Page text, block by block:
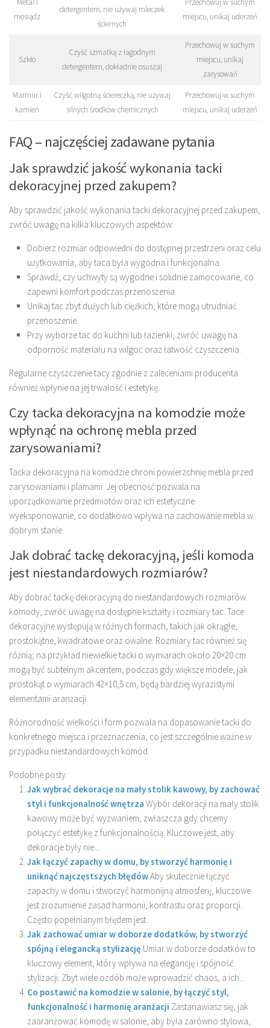
mosiądz
detergentem, nie używaj mleczek
ściernych
miejscu, unikaj uderzeń
Szkło
Czyść szmatką z łagodnym
detergentem, dokładnie osuszaj
Przechowuj w suchym
miejscu, unikaj
zarysowań
Marmur i
kamień
Czyść wilgotną ściereczką, nie używaj
silnych środków chemicznych
Przechowuj w suchym
miejscu, unikaj uderzeń
FAQ – najczęściej zadawane pytania
Jak sprawdzić jakość wykonania tacki
dekoracyjnej przed zakupem?
Aby sprawdzić jakość wykonania tacki dekoracyjnej przed zakupem,
zwróć uwagę na kilka kluczowych aspektów:
Dobierz rozmiar odpowiedni do dostępnej przestrzeni oraz celu
użytkowania, aby taca była wygodna i funkcjonalna.
Sprawdź, czy uchwyty są wygodne i solidnie zamocowane, co
zapewni komfort podczas przenoszenia.
Unikaj tac zbyt dużych lub ciężkich, które mogą utrudniać
przenoszenie.
Przy wyborze tac do kuchni lub łazienki, zwróć uwagę na
odporność materiału na wilgoć oraz łatwość czyszczenia.
Regularne czyszczenie tacy zgodnie z zaleceniami producenta
również wpłynie na jej trwałość i estetykę.
Czy tacka dekoracyjna na komodzie może
wpłynąć na ochronę mebla przed
zarysowaniami?
Tacka dekoracyjna na komodzie chroni powierzchnię mebla przed
zarysowaniami i plamami. Jej obecność pozwala na
uporządkowanie przedmiotów oraz ich estetyczne
wyeksponowanie, co dodatkowo wpływa na zachowanie mebla w
dobrym stanie.
Jak dobrać tackę dekoracyjną, jeśli komoda
jest niestandardowych rozmiarów?
Aby dobrać tackę dekoracyjną do niestandardowych rozmiarów
komody, zwróć uwagę na dostępne kształty i rozmiary tac. Tace
dekoracyjne występują w różnych formach, takich jak okrągłe,
prostokątne, kwadratowe oraz owalne. Rozmiary tac również się
różnią; na przykład niewielkie tacki o wymiarach około 20×20 cm
mogą być subtelnym akcentem, podczas gdy większe modele, jak
prostokąt o wymiarach 42×10,5 cm, będą bardziej wyrazistymi
elementami aranżacji.
Różnorodność wielkości i form pozwala na dopasowanie tacki do
konkretnego miejsca i przeznaczenia, co jest szczególnie ważne w
przypadku niestandardowych komód.
Podobne posty:
Jak wybrać dekoracje na mały stolik kawowy, by zachować
styl i funkcjonalność wnętrza Wybór dekoracji na mały stolik
kawowy może być wyzwaniem, zwłaszcza gdy chcemy
połączyć estetykę z funkcjonalnością. Kluczowe jest, aby
dekoracje były nie...
Jak łączyć zapachy w domu, by stworzyć harmonię i
uniknąć najczęstszych błędówAby skutecznie łączyć
zapachy w domu i stworzyć harmonijną atmosferę, kluczowe
jest zrozumienie zasad harmonii, kontrastu oraz proporcji.
Często popełnianym błędem jest...
Jak zachować umiar w doborze dodatków, by stworzyć
spójną i elegancką stylizację Umiar w doborze dodatków to
kluczowy element, który wpływa na elegancję i spójność
stylizacji. Zbyt wiele ozdób może wprowadzić chaos, a ich...
Co postawić na komodzie w salonie, by łączyć styl,
funkcjonalność i harmonię aranżacji Zastanawiasz się, jak
zaaranżować komodę w salonie, aby była zarówno stylowa,